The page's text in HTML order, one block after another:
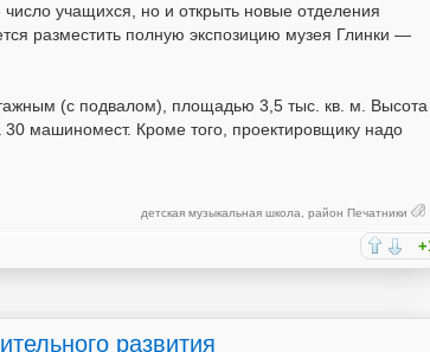
число учащихся, но и открыть новые отделения
разместить полную экспозицию музея Глинки —
(с подвалом), площадью 3,5 тыс. кв. м. Высота
машиномест. Кроме того, проектировщику надо
детская музыкальная школа район Печатники
развития